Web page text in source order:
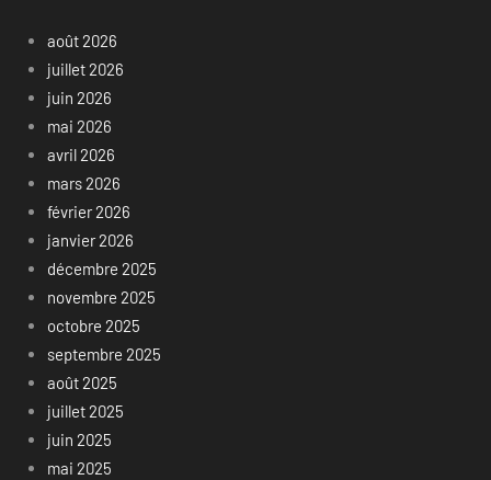
août 2026
juillet 2026
juin 2026
mai 2026
avril 2026
mars 2026
février 2026
janvier 2026
décembre 2025
novembre 2025
octobre 2025
septembre 2025
août 2025
juillet 2025
juin 2025
mai 2025